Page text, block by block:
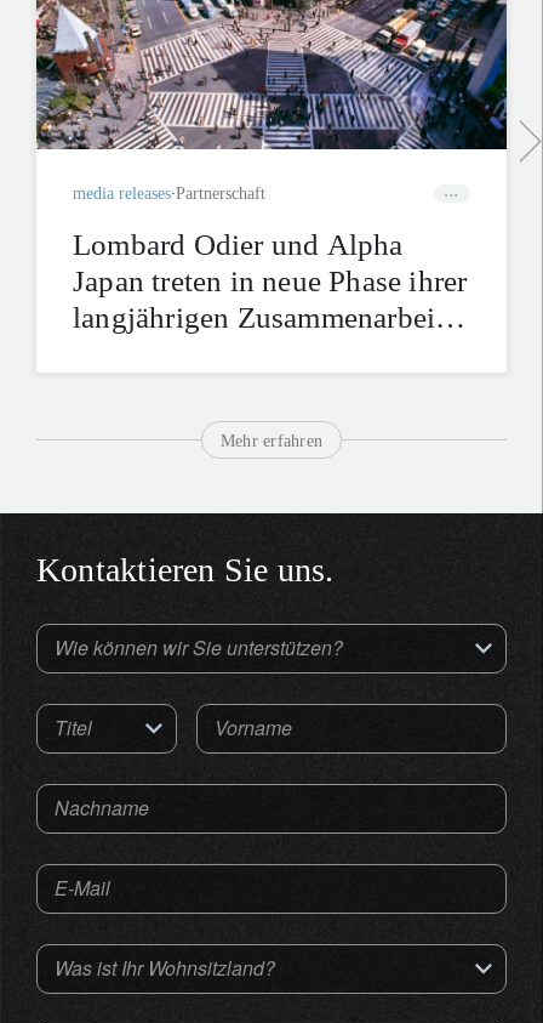
media releases Partnerschaft
Lombard Odier und Alpha
Japan treten in neue Phase ihrer
langjährigen Zusammenarbeit
Mehr erfahren
Kontaktieren Sie uns.
Wie können wir Sie unterstützen?
Titel Vorname
Nachname
E-Mail
Was ist Ihr Wohnsitzland?